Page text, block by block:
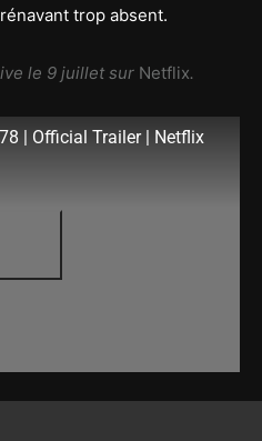
trop absent.
le 9 juillet sur Netflix.
| Official Trailer | Netflix